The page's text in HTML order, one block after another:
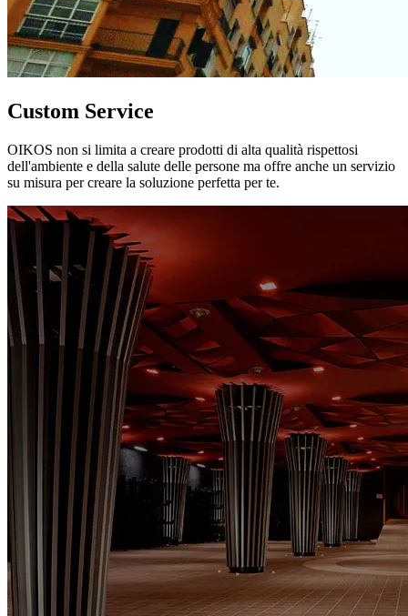
Custom Service
OIKOS non si limita a creare prodotti di alta qualità rispettosi
dell'ambiente e della salute delle persone ma offre anche un servizio
su misura per creare la soluzione perfetta per te.